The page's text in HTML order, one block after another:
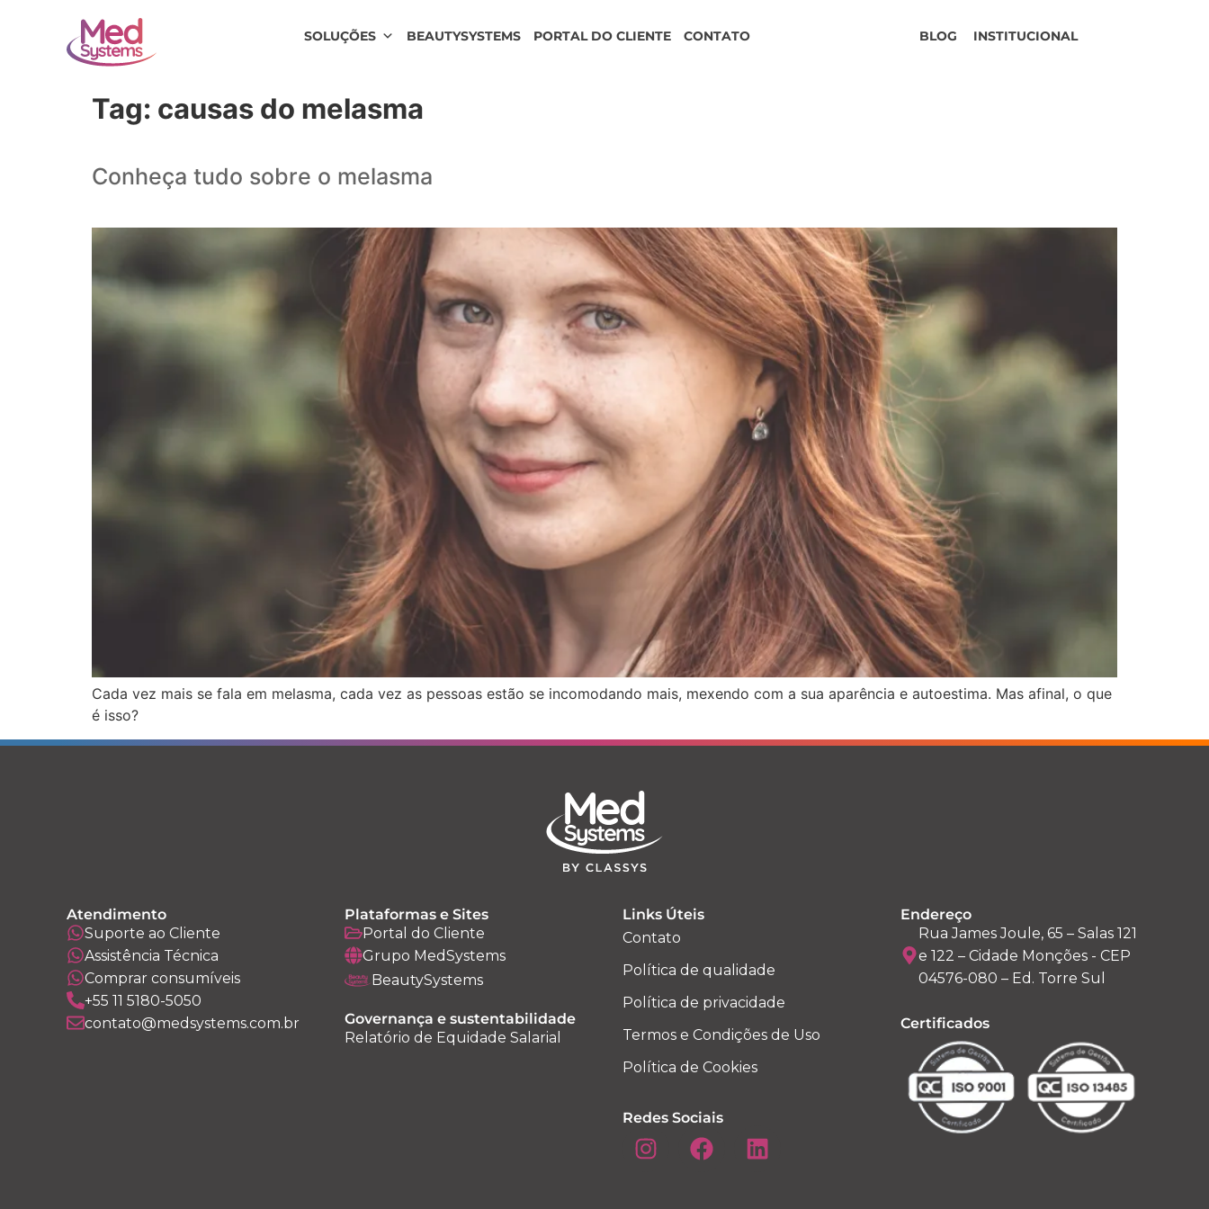
SOLUÇÕES BEAUTYSYSTEMS PORTAL DO CLIENTE CONTATO INSTITUCIONAL
BLOG
Tag: causas do melasma
Conheça tudo sobre o melasma
Cada vez mais se fala em melasma, cada vez as pessoas estão se incomodando mais, mexendo com a sua aparência e autoestima. Mas afinal, o que
é isso?
Atendimento
Suporte ao Cliente
Assistência Técnica
Comprar consumíveis
+55 11 5180-5050
contato@medsystems.com.br
Plataformas e Sites
Portal do Cliente
Grupo MedSystems
BeautySystems
Governança e sustentabilidade
Relatório de Equidade Salarial
Links Úteis
Contato
Política de qualidade
Política de privacidade
Termos e Condições de Uso
Política de Cookies
Redes Sociais
Endereço
Rua James Joule, 65 – Salas 121
e 122 – Cidade Monções - CEP
04576-080 – Ed. Torre Sul
Certificados